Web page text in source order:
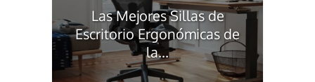
Las Mejores Sillas de
Escritorio Ergonómicas de
la...